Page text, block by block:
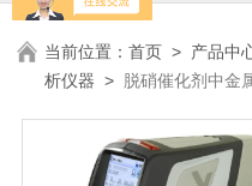
当前位置：首页 > 产品中
析仪器 > 脱硝催化剂中金